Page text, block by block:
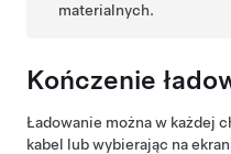
materialnych.
Kończenie
Ładowanie można w każdej
kabel lub wybierając na